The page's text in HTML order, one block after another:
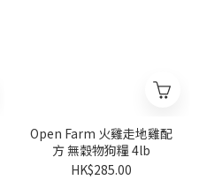
Open Farm 火雞走地雞配
方 無穀物狗糧 4lb
HK$285.00